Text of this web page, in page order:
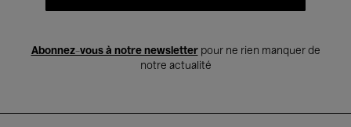
Abonnez-vous à notre newsletterpour ne rien manquer de
notre actualité